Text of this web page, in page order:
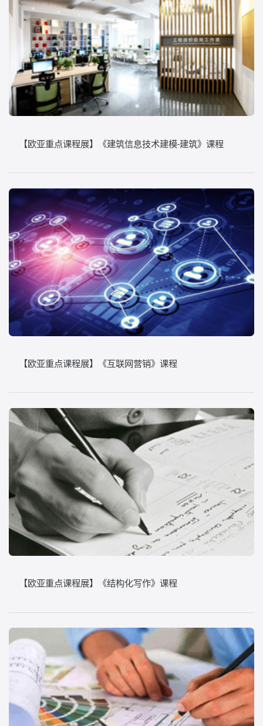
【欧亚重点课程展】《建筑信息技术建模-建筑》课程
【欧亚重点课程展】《互联网营销》课程
【欧亚重点课程展】《结构化写作》课程